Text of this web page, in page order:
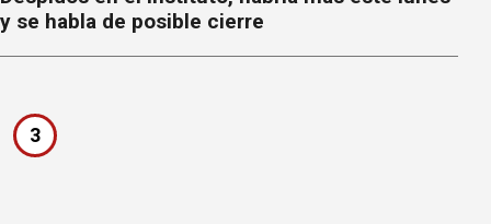
y se habla de posible cierre
3